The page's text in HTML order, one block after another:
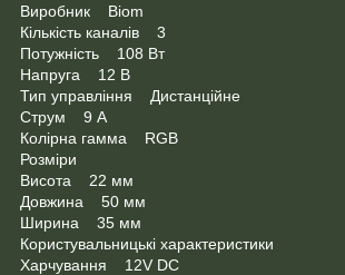
Виробник Biom
Кількість каналів 3
Потужність 108 Вт
Напруга 12 В
Тип управління Дистанційне
Струм 9 А
Колірна гамма RGB
Розміри
Висота 22 мм
Довжина 50 мм
Ширина 35 мм
Користувальницькі характеристики
Харчування 12V DC